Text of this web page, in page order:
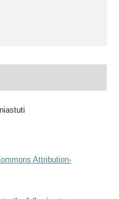
Attribution-